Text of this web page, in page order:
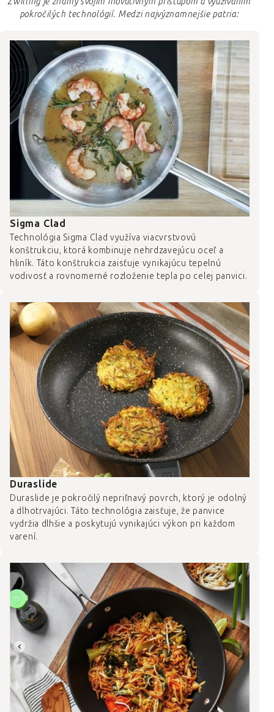
pokročilých technológií. Medzi najvýznamnejšie patria:
Sigma Clad
Technológia Sigma Clad využíva viacvrstvovú
konštrukciu, ktorá kombinuje nehrdzavejúcu oceľ a
hliník. Táto konštrukcia zaisťuje vynikajúcu tepelnú
vodivosť a rovnomerné rozloženie tepla po celej panvici.
Duraslide
Duraslide je pokročilý nepriľnavý povrch, ktorý je odolný
a dlhotrvajúci. Táto technológia zaisťuje, že panvice
vydržia dlhšie a poskytujú vynikajúci výkon pri každom
varení.